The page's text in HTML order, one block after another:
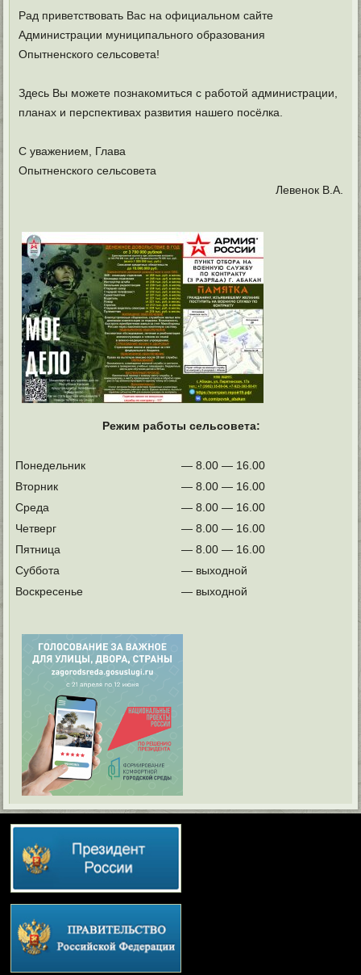
Рад приветствовать Вас на официальном сайте
Администрации муниципального образования
Опытненского сельсовета!
Здесь Вы можете познакомиться с работой администрации,
планах и перспективах развития нашего посёлка.
С уважением, Глава
Опытненского сельсовета
Левенок В.А.
Режим работы сельсовета:
Понедельник
— 8.00 — 16.00
Вторник
— 8.00 — 16.00
Среда
— 8.00 — 16.00
Четверг
— 8.00 — 16.00
Пятница
— 8.00 — 16.00
Суббота
— выходной
Воскресенье
— выходной